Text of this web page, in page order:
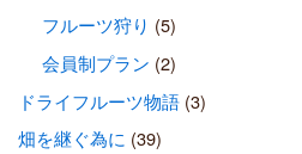
フルーツ狩り (5)
会員制プラン (2)
ドライフルーツ物語(3)
畑を継ぐ為に (39)